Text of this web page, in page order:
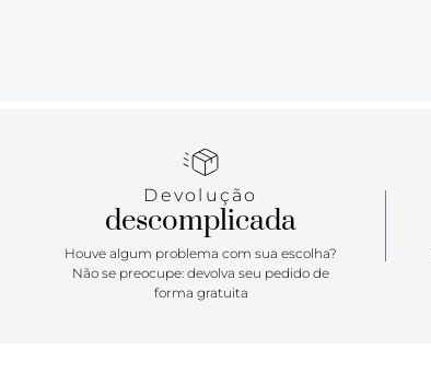
Devolução
descomplicada
Houve algum problema com sua escolha?
Não se preocupe: devolva seu pedido de
forma gratuita